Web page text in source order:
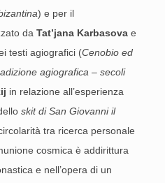
) e per il
da Tat’jana Karbasova e
testi agiografici (Cenobio ed
agiografica – secoli
in relazione all’esperienza
skit di San Giovanni il
circolarità tra ricerca personale
cosmica è addirittura
e nell’opera di un